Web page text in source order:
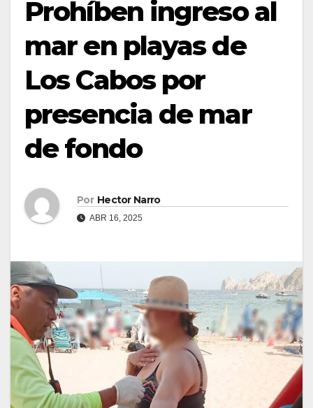
Prohíben ingreso al
mar en playas de
Los Cabos por
presencia de mar
de fondo
Por Hector Narro
ABR 16, 2025